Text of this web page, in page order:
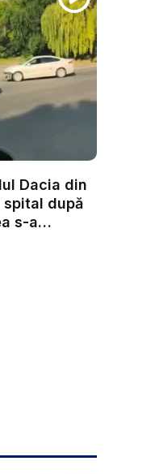
Dacia din
spital după
s-a